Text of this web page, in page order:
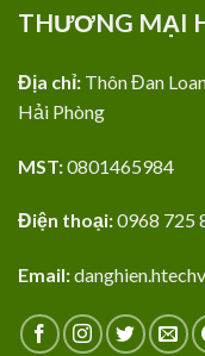
THƯƠNG MẠI
Địa chỉ: Thôn Đan
Hải Phòng
MST:0801465984
Điện thoại:0968 725
Email: